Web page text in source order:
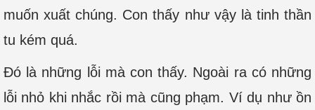
muốn xuất chúng. Con thấy như vậy là tinh thần
tu kém quá.
Đó là những lỗi mà con thấy. Ngoài ra có những
lỗi nhỏ khi nhắc rồi mà cũng phạm. Ví dụ như ồn